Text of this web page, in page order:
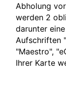
Abholung
werden 2
darunter
Aufschriften
"Maestro",
Ihrer Karte